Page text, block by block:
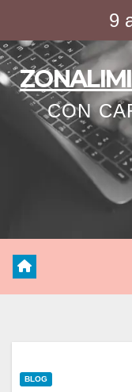
contenido
9
CON
BLOG